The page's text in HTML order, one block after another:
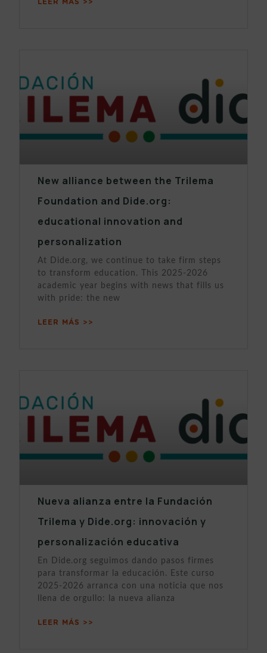
LEER MÁS >>
New alliance between the Trilema
Foundation and Dide.org:
educational innovation and
personalization
At Dide.org, we continue to take firm steps
to transform education. This 2025-2026
academic year begins with news that fills us
with pride: the new
LEER MÁS >>
Nueva alianza entre la Fundación
Trilema y Dide.org: innovación y
personalización educativa
En Dide.org seguimos dando pasos firmes
para transformar la educación. Este curso
2025-2026 arranca con una noticia que nos
llena de orgullo: la nueva alianza
LEER MÁS >>